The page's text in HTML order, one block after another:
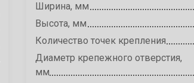
Ширина, мм
Высота, мм
Количество точек крепления
Диаметр крепежного отверстия,
мм